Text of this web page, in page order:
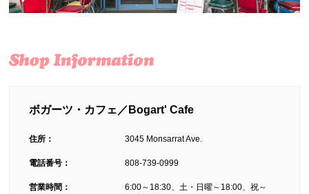
ボガーツ・カフェ／Bogart' Cafe
住所： 3045 Monsarrat Ave.
電話番号： 808-739-0999
営業時間：
6:00～18:30、土・日曜～18:00、祝～